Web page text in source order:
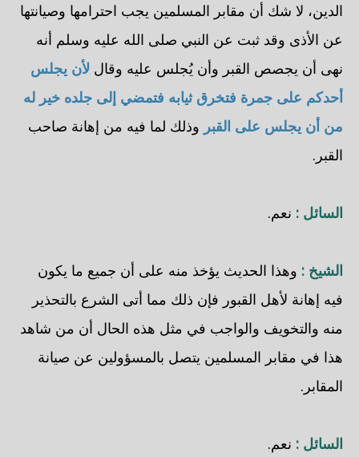
الدين، لا شك أن مقابر المسلمين يجب احترامها وصيانتها
عن الأذى وقد ثبت عن النبي صلى الله عليه وسلم أنه
نهى أن يجصص القبر وأن يُجلس عليه وقال لأن يجلس
أحدكم على جمرة فتخرق ثيابه فتمضي إلى جلده خير له
من أن يجلس على القبر وذلك لما فيه من إهانة صاحب
القبر.
السائل : نعم.
الشيخ : وهذا الحديث يؤخذ منه على أن جميع ما يكون
فيه إهانة لأهل القبور فإن ذلك مما أتى الشرع بالتحذير
منه والتخويف والواجب في مثل هذه الحال أن من شاهد
هذا في مقابر المسلمين يتصل بالمسؤولين عن صيانة
المقابر.
السائل : نعم.